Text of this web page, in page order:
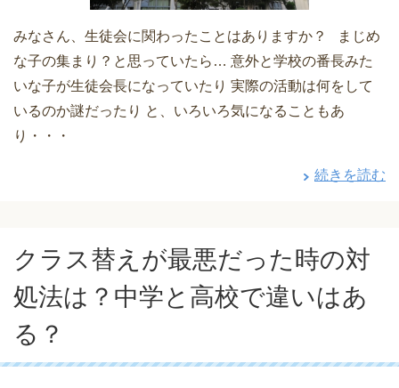
みなさん、生徒会に関わったことはありますか？ まじめ
な子の集まり？と思っていたら… 意外と学校の番長みた
いな子が生徒会長になっていたり 実際の活動は何をして
いるのか謎だったり と、いろいろ気になることもあ
り・・・
続きを読む
クラス替えが最悪だった時の対
処法は？中学と高校で違いはあ
る？